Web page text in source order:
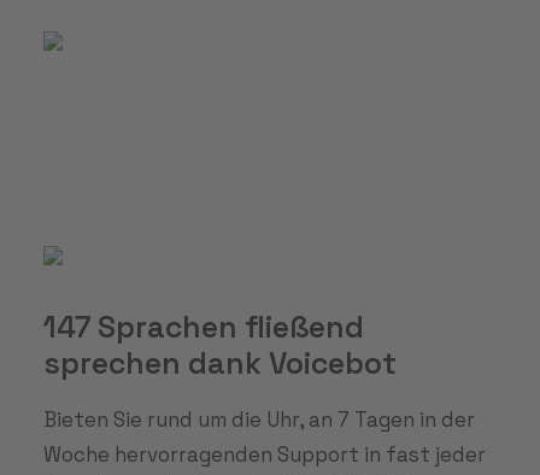
147 Sprachen fließend
sprechen dank Voicebot
Bieten Sie rund um die Uhr, an 7 Tagen in der
Woche hervorragenden Support in fast jeder